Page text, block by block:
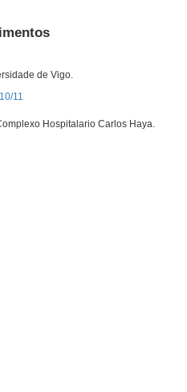
de Vigo.
11
Hospitalario Carlos Haya.